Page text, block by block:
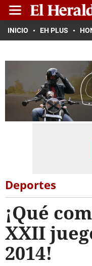
INICIO EH PLUS
Deportes
¡Qué
XXII
2014!